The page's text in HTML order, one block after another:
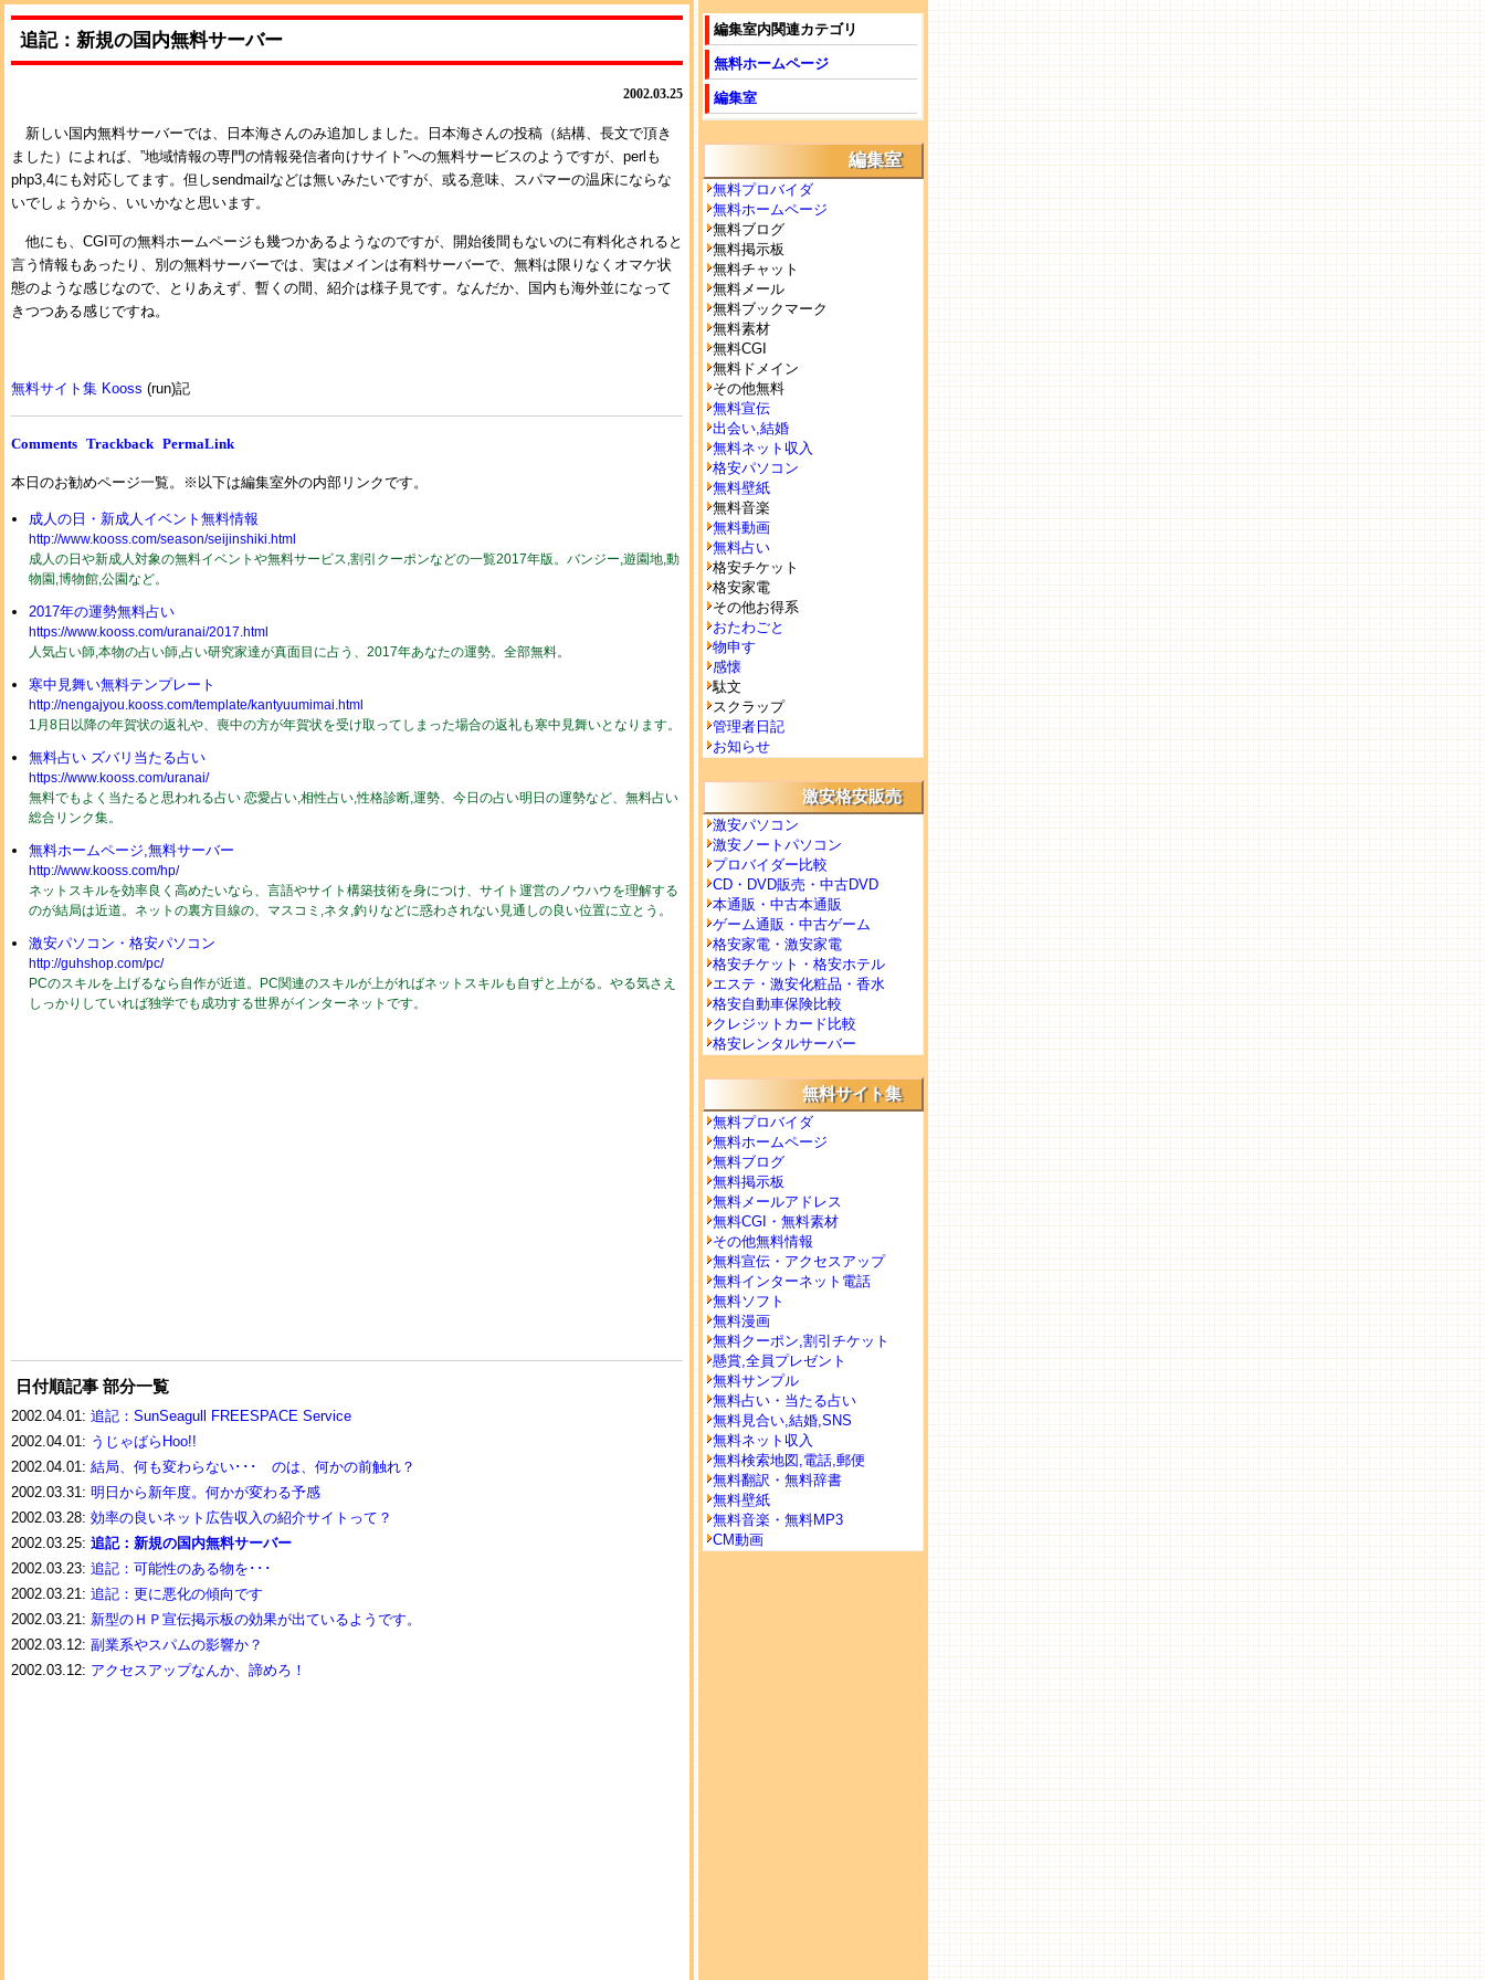
追記：新規の国内無料サーバー
2002.03.25
新しい国内無料サーバーでは、日本海さんのみ追加しました。日本海さんの投稿（結構、長文で頂き
ました）によれば、”地域情報の専門の情報発信者向けサイト”への無料サービスのようですが、perlも
php3,4にも対応してます。但しsendmailなどは無いみたいですが、或る意味、スパマーの温床にならな
いでしょうから、いいかなと思います。
他にも、CGI可の無料ホームページも幾つかあるようなのですが、開始後間もないのに有料化されると
言う情報もあったり、別の無料サーバーでは、実はメインは有料サーバーで、無料は限りなくオマケ状
態のような感じなので、とりあえず、暫くの間、紹介は様子見です。なんだか、国内も海外並になって
きつつある感じですね。
無料サイト集 Kooss (run)記
Comments Trackback PermaLink
本日のお勧めページ一覧。※以下は編集室外の内部リンクです。
成人の日・新成人イベント無料情報
http://www.kooss.com/season/seijinshiki.html
成人の日や新成人対象の無料イベントや無料サービス,割引クーポンなどの一覧2017年版。バンジー,遊園地,動
物園,博物館,公園など。
2017年の運勢無料占い
https://www.kooss.com/uranai/2017.html
人気占い師,本物の占い師,占い研究家達が真面目に占う、2017年あなたの運勢。全部無料。
寒中見舞い無料テンプレート
http://nengajyou.kooss.com/template/kantyuumimai.html
1月8日以降の年賀状の返礼や、喪中の方が年賀状を受け取ってしまった場合の返礼も寒中見舞いとなります。
無料占い ズバリ当たる占い
https://www.kooss.com/uranai/
無料でもよく当たると思われる占い 恋愛占い,相性占い,性格診断,運勢、今日の占い明日の運勢など、無料占い
総合リンク集。
無料ホームページ,無料サーバー
http://www.kooss.com/hp/
ネットスキルを効率良く高めたいなら、言語やサイト構築技術を身につけ、サイト運営のノウハウを理解する
のが結局は近道。ネットの裏方目線の、マスコミ,ネタ,釣りなどに惑わされない見通しの良い位置に立とう。
激安パソコン・格安パソコン
http://guhshop.com/pc/
PCのスキルを上げるなら自作が近道。PC関連のスキルが上がればネットスキルも自ずと上がる。やる気さえ
しっかりしていれば独学でも成功する世界がインターネットです。
日付順記事 部分一覧
2002.04.01: 追記：SunSeagull FREESPACE Service
2002.04.01: うじゃばらHoo!!
2002.04.01: 結局、何も変わらない･･･ のは、何かの前触れ？
2002.03.31: 明日から新年度。何かが変わる予感
2002.03.28: 効率の良いネット広告収入の紹介サイトって？
2002.03.25: 追記：新規の国内無料サーバー
2002.03.23: 追記：可能性のある物を･･･
2002.03.21: 追記：更に悪化の傾向です
2002.03.21: 新型のＨＰ宣伝掲示板の効果が出ているようです。
2002.03.12: 副業系やスパムの影響か？
2002.03.12: アクセスアップなんか、諦めろ！
編集室内関連カテゴリ
無料ホームページ
編集室
編集室
無料プロバイダ
無料ホームページ
無料ブログ
無料掲示板
無料チャット
無料メール
無料ブックマーク
無料素材
無料CGI
無料ドメイン
その他無料
無料宣伝
出会い,結婚
無料ネット収入
格安パソコン
無料壁紙
無料音楽
無料動画
無料占い
格安チケット
格安家電
その他お得系
おたわごと
物申す
感懐
駄文
スクラップ
管理者日記
お知らせ
激安格安販売
激安パソコン
激安ノートパソコン
プロバイダー比較
CD・DVD販売・中古DVD
本通販・中古本通販
ゲーム通販・中古ゲーム
格安家電・激安家電
格安チケット・格安ホテル
エステ・激安化粧品・香水
格安自動車保険比較
クレジットカード比較
格安レンタルサーバー
無料サイト集
無料プロバイダ
無料ホームページ
無料ブログ
無料掲示板
無料メールアドレス
無料CGI・無料素材
その他無料情報
無料宣伝・アクセスアップ
無料インターネット電話
無料ソフト
無料漫画
無料クーポン,割引チケット
懸賞,全員プレゼント
無料サンプル
無料占い・当たる占い
無料見合い,結婚,SNS
無料ネット収入
無料検索地図,電話,郵便
無料翻訳・無料辞書
無料壁紙
無料音楽・無料MP3
CM動画